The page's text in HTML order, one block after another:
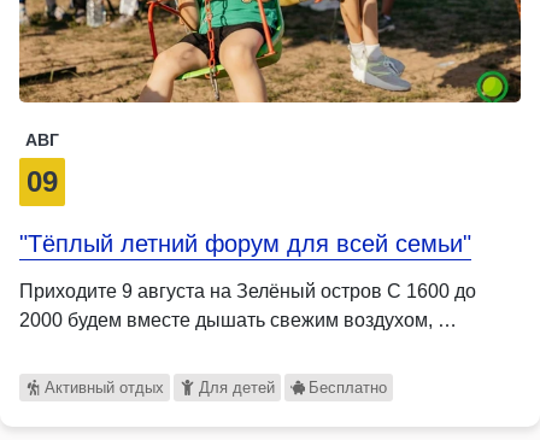
АВГ
09
"Тёплый летний форум для всей семьи"
Приходите 9 августа на Зелёный остров С 1600 до
2000 будем вместе дышать свежим воздухом, …
Активный отдых Для детей Бесплатно